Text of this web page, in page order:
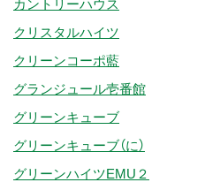
クリスタルハイツ
クリーンコーポ藍
グランジュール壱番館
グリーンキューブ
グリーンキューブ（に）
グリーンハイツEMU２